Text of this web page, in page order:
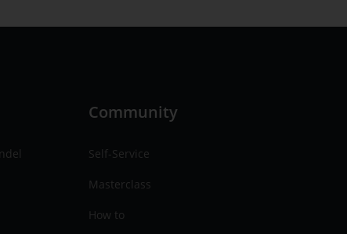
Community
Self-Service
Masterclass
How to